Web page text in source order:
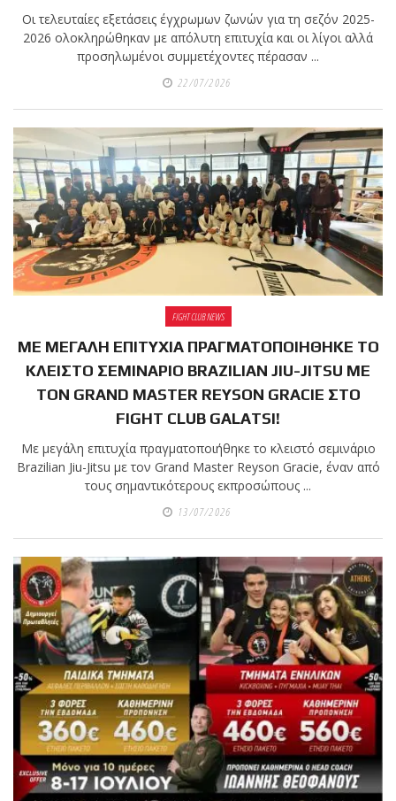
Οι τελευταίες εξετάσεις έγχρωμων ζωνών για τη σεζόν 2025-
2026 ολοκληρώθηκαν με απόλυτη επιτυχία και οι λίγοι αλλά
προσηλωμένοι συμμετέχοντες πέρασαν ...
22/07/2026
FIGHT CLUB NEWS
ΜΕ ΜΕΓΑΛΗ ΕΠΙΤΥΧΙΑ ΠΡΑΓΜΑΤΟΠΟΙΗΘΗΚΕ ΤΟ
ΚΛΕΙΣΤΟ ΣΕΜΙΝΑΡΙΟ BRAZILIAN JIU-JITSU ΜΕ
ΤΟΝ GRAND MASTER REYSON GRACIE ΣΤΟ
FIGHT CLUB GALATSI!
Με μεγάλη επιτυχία πραγματοποιήθηκε το κλειστό σεμινάριο
Brazilian Jiu-Jitsu με τον Grand Master Reyson Gracie, έναν από
τους σημαντικότερους εκπροσώπους ...
13/07/2026